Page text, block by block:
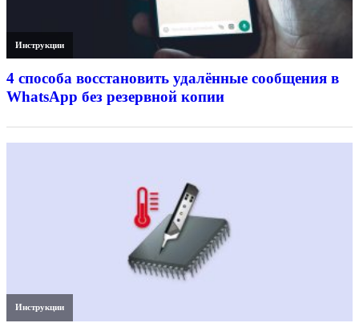
Инструкции
4 способа восстановить удалённые сообщения в
WhatsApp без резервной копии
Инструкции